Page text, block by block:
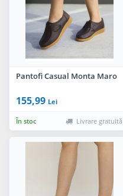
Pantofi Casual Monta Maro
155,99 Lei
În stoc Livrare gratuită